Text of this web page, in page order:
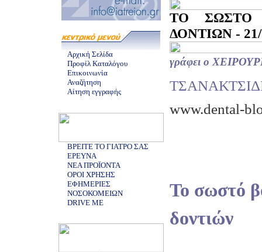
Αρχική Σελίδα
Προφίλ Καταλόγου
Επικοινωνία
Αναζήτηση
Αίτηση εγγραφής
ΒΡΕΙΤΕ ΤΟ ΓΙΑΤΡΟ ΣΑΣ
ΕΡΕΥΝΑ
ΝΕΑ ΠΡΟΪΟΝΤΑ
ΟΡΟΙ ΧΡΗΣΗΣ
ΕΦΗΜΕΡΙΕΣ
ΝΟΣΟΚΟΜΕΙΩΝ
DRIVE ME
ΤΟ ΣΩΣΤΟ
ΔΟΝΤΙΩΝ - 21/
γράφει ο
www.dental-
Το σωστό
δοντιών